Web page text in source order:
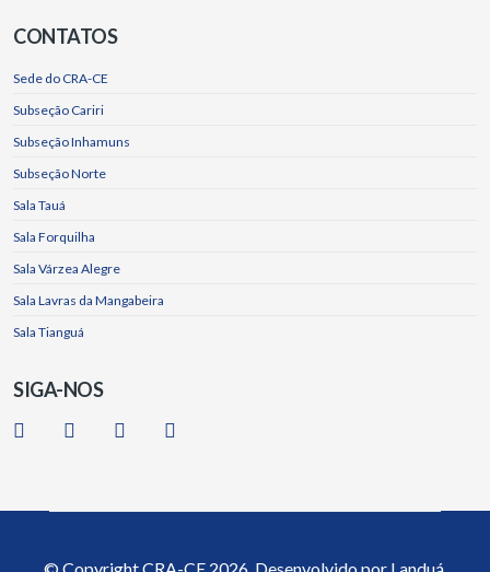
CONTATOS
Sede do CRA-CE
Subseção Cariri
Subseção Inhamuns
Subseção Norte
Sala Tauá
Sala Forquilha
Sala Várzea Alegre
Sala Lavras da Mangabeira
Sala Tianguá
SIGA-NOS
© CopyrightCRA-CE2026. Desenvolvido por Landuá.